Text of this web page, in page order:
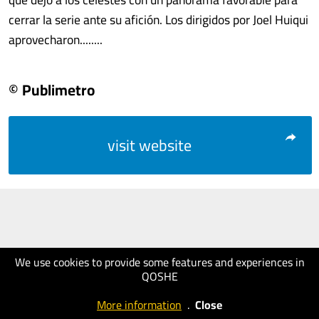
We use cookies to provide some features and experiences in
QOSHE
More information . Close
cerrar la serie ante su afición. Los dirigidos por Joel Huiqui
aprovecharon........
© Publimetro
visit website